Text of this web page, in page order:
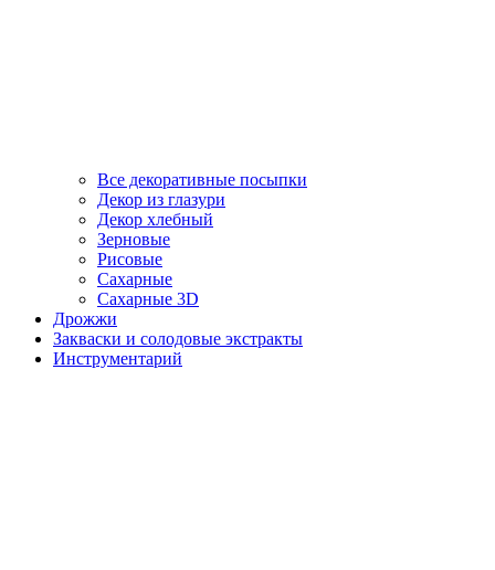
Все декоративные посыпки
Декор из глазури
Декор хлебный
Зерновые
Рисовые
Сахарные
Сахарные 3D
Дрожжи
Закваски и солодовые экстракты
Инструментарий